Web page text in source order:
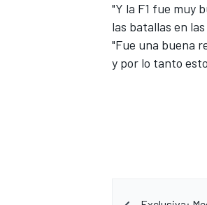
"Y la F1 fue muy
las batallas en
"Fue una buena
y por lo tanto